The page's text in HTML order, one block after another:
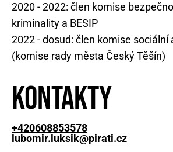
2020 - 2022: člen komise
kriminality a BESIP
2022 - dosud: člen komise sociální
(komise rady města Český Těšín)
Kontakty
+420608853578
lubomir.luksik@pirati.cz